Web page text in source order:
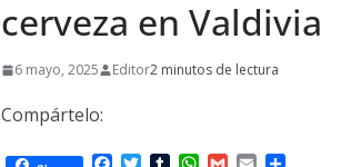
cerveza en Valdivia
6 mayo, 2025 Editor2 minutos de lectura
Compártelo: